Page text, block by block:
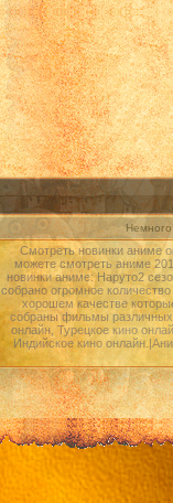
Смотреть новинки аниме
можете смотреть аниме
новинки аниме: Наруто2
собрано огромное
хорошем качестве
собраны фильмы различных
онлайн, Турецкое кино
Индийское кино